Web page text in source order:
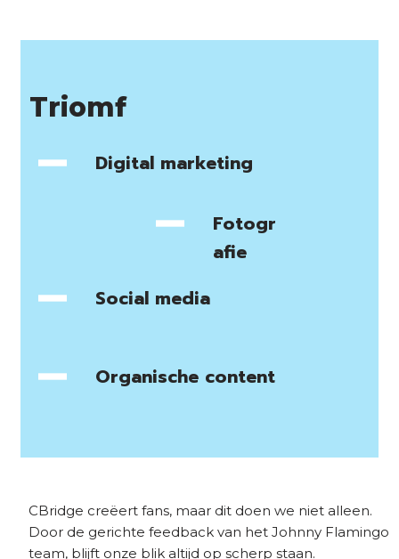
Triomf
Digital marketing
Fotogr
afie
Social media
Organische content
CBridge creëert fans, maar dit doen we niet alleen.
Door de gerichte feedback van het Johnny Flamingo
team, blijft onze blik altijd op scherp staan.